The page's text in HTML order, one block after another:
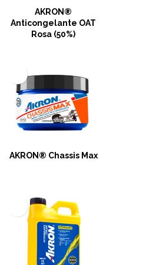
AKRON®
Anticongelante OAT
Rosa (50%)
AKRON® Chassis Max